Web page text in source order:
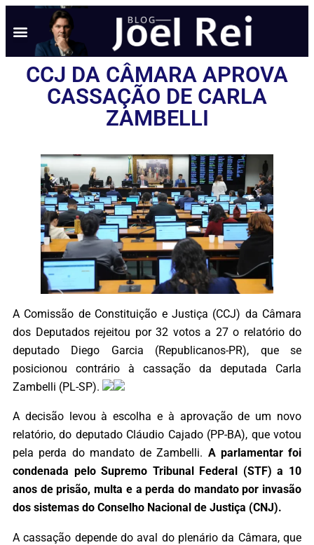
CCJ DA CÂMARA APROVA
CASSAÇÃO DE CARLA
ZAMBELLI
A Comissão de Constituição e Justiça (CCJ) da Câmara
dos Deputados rejeitou por 32 votos a 27 o relatório do
deputado Diego Garcia (Republicanos-PR), que se
posicionou contrário à cassação da deputada Carla
Zambelli (PL-SP).
A decisão levou à escolha e à aprovação de um novo
relatório, do deputado Cláudio Cajado (PP-BA), que votou
pela perda do mandato de Zambelli. A parlamentar foi
condenada pelo Supremo Tribunal Federal (STF) a 10
anos de prisão, multa e a perda do mandato por invasão
dos sistemas do Conselho Nacional de Justiça (CNJ).
A cassação depende do aval do plenário da Câmara, que